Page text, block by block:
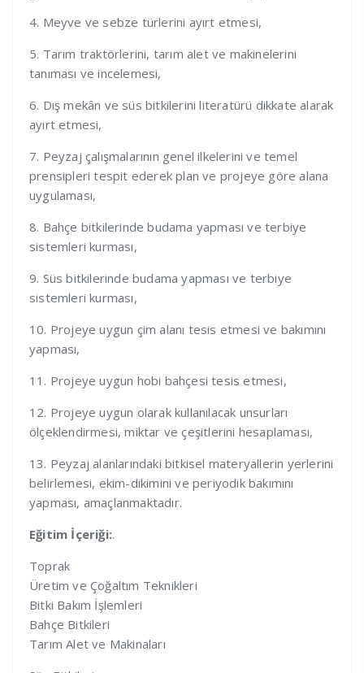
4. Meyve ve sebze türlerini ayırt etmesi,
5. Tarım traktörlerini, tarım alet ve makinelerini
tanıması ve incelemesi,
6. Dış mekân ve süs bitkilerini literatürü dikkate alarak
ayırt etmesi,
7. Peyzaj çalışmalarının genel ilkelerini ve temel
prensipleri tespit ederek plan ve projeye göre alana
uygulaması,
8. Bahçe bitkilerinde budama yapması ve terbiye
sistemleri kurması,
9. Süs bitkilerinde budama yapması ve terbiye
sistemleri kurması,
10. Projeye uygun çim alanı tesis etmesi ve bakımını
yapması,
11. Projeye uygun hobi bahçesi tesis etmesi,
12. Projeye uygun olarak kullanılacak unsurları
ölçeklendirmesi, miktar ve çeşitlerini hesaplaması,
13. Peyzaj alanlarındaki bitkisel materyallerin yerlerini
belirlemesi, ekim-dikimini ve periyodik bakımını
yapması, amaçlanmaktadır.
Eğitim İçeriği:.
Toprak
Üretim ve Çoğaltım Teknikleri
Bitki Bakım İşlemleri
Bahçe Bitkileri
Tarım Alet ve Makinaları